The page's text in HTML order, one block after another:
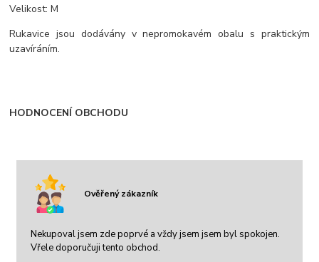
Velikost: M
Rukavice jsou dodávány v nepromokavém obalu s praktickým
uzavíráním.
HODNOCENÍ OBCHODU
Ověřený zákazník
Nekupoval jsem zde poprvé a vždy jsem jsem byl spokojen.
Vřele doporučuji tento obchod.